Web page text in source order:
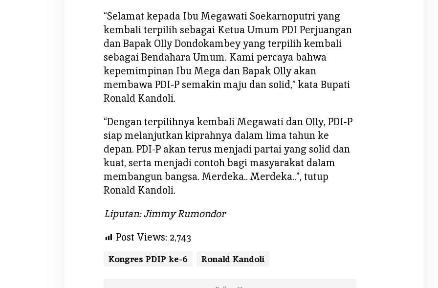
a
s
e
b
a
g
a
K
e
u
m
d
n
l
y
“Selamat kepada Ibu Megawati Soekarnoputri yang
kembali terpilih sebagai Ketua Umum PDI Perjuangan
dan Bapak Olly Dondokambey yang terpilih kembali
sebagai Bendahara Umum. Kami percaya bahwa
kepemimpinan Ibu Mega dan Bapak Olly akan
membawa PDI-P semakin maju dan solid,” kata Bupati
Ronald Kandoli.
“Dengan terpilihnya kembali Megawati dan Olly, PDI-P
siap melanjutkan kiprahnya dalam lima tahun ke
depan. PDI-P akan terus menjadi partai yang solid dan
kuat, serta menjadi contoh bagi masyarakat dalam
membangun bangsa. Merdeka.. Merdeka..”, tutup
Ronald Kandoli.
Liputan: Jimmy Rumondor
Post Views: 2,743
Kongres PDIP ke-6 Ronald Kandoli